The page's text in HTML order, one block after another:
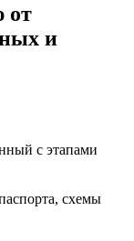
от
и
с этапами
схемы